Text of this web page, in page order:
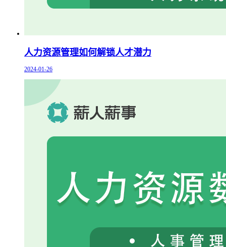
人力资源管理如何解锁人才潜力
2024-01-26